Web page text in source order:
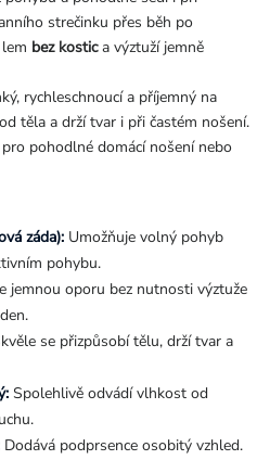
strečinku přes běh po
bez kostic a výztuží jemně
rychleschnoucí a příjemný na
těla a drží tvar i při častém nošení.
pohodlné domácí nošení nebo
záda): Umožňuje volný pohyb
pohybu.
jemnou oporu bez nutnosti výztuže
se přizpůsobí tělu, drží tvar a
Spolehlivě odvádí vlhkost od
Dodává podprsence osobitý vzhled.